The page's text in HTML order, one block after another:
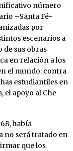
número
–Santa Fé-
por
escenarios a
de sus obras
en relación a los
el mundo: contra
estudiantiles en
el apoyo al Che
había
no será tratado en
que los